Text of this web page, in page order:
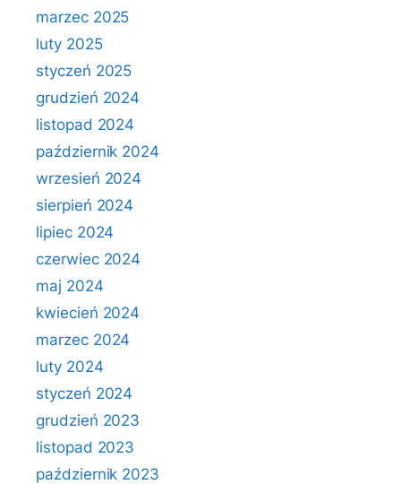
marzec 2025
luty 2025
styczeń 2025
grudzień 2024
listopad 2024
październik 2024
wrzesień 2024
sierpień 2024
lipiec 2024
czerwiec 2024
maj 2024
kwiecień 2024
marzec 2024
luty 2024
styczeń 2024
grudzień 2023
listopad 2023
październik 2023